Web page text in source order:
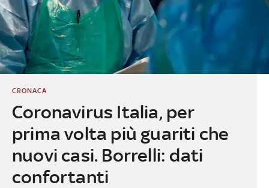
Coronavirus Italia, per
prima volta più guariti che
nuovi casi. Borrelli: dati
confortanti
CRONACA